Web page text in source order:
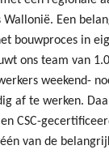
Wallonië. Een
bouwproces in
ons team van
weekend-
af te werken.
CSC-
van de